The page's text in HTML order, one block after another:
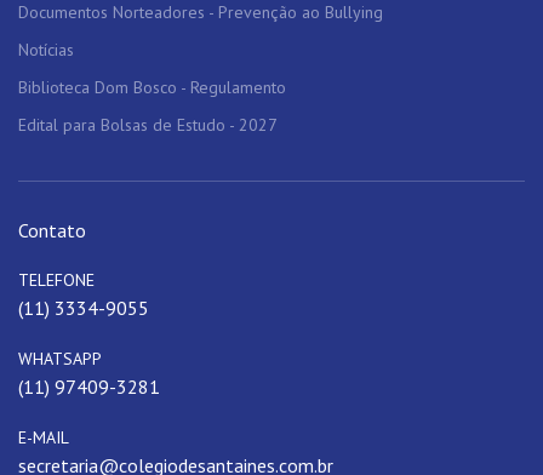
Documentos Norteadores - Prevenção ao Bullying
Notícias
Biblioteca Dom Bosco - Regulamento
Edital para Bolsas de Estudo - 2027
Contato
TELEFONE
(11) 3334-9055
WHATSAPP
(11) 97409-3281
E-MAIL
secretaria@colegiodesantaines.com.br